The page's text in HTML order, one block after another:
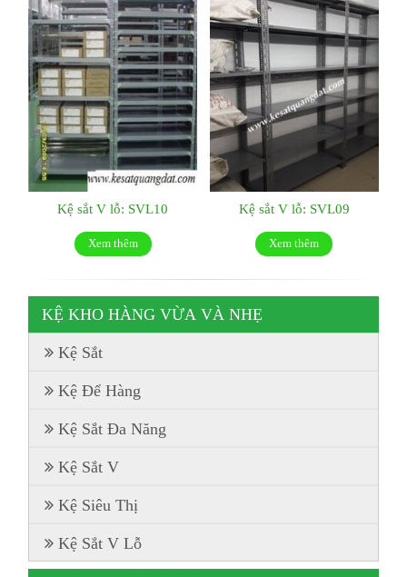
Kệ sắt V lỗ: SVL10
Xem thêm
Kệ sắt V lỗ: SVL09
Xem thêm
KỆ KHO HÀNG VỪA VÀ NHẸ
Kệ Sắt
Kệ Để Hàng
Kệ Sắt Đa Năng
Kệ Sắt V
Kệ Siêu Thị
Kệ Sắt V Lỗ